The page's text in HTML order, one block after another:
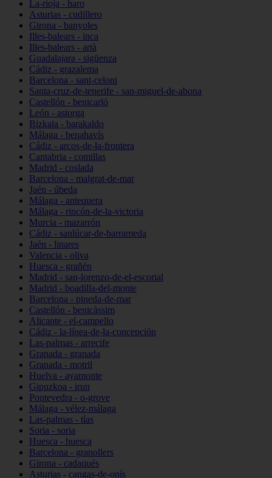
La-rioja - haro
Asturias - cudillero
Girona - banyoles
Illes-balears - inca
Illes-balears - artà
Guadalajara - sigüenza
Cádiz - grazalema
Barcelona - sant-celoni
Santa-cruz-de-tenerife - san-miguel-de-abona
Castellón - benicarló
León - astorga
Bizkaia - barakaldo
Málaga - benahavís
Cádiz - arcos-de-la-frontera
Cantabria - comillas
Madrid - coslada
Barcelona - malgrat-de-mar
Jaén - úbeda
Málaga - antequera
Málaga - rincón-de-la-victoria
Murcia - mazarrón
Cádiz - sanlúcar-de-barrameda
Jaén - linares
Valencia - oliva
Huesca - grañén
Madrid - san-lorenzo-de-el-escorial
Madrid - boadilla-del-monte
Barcelona - pineda-de-mar
Castellón - benicàssim
Alicante - el-campello
Cádiz - la-línea-de-la-concepción
Las-palmas - arrecife
Granada - granada
Granada - motril
Huelva - ayamonte
Gipuzkoa - irun
Pontevedra - o-grove
Málaga - vélez-málaga
Las-palmas - tías
Soria - soria
Huesca - huesca
Barcelona - granollers
Girona - cadaqués
Asturias - cangas-de-onís